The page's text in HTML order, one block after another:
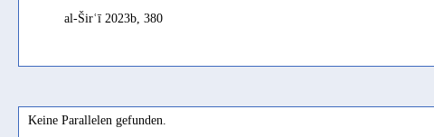
al-Širʿī 2023b, 380
Keine Parallelen gefunden.